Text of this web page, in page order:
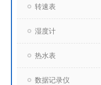
转速表
湿度计
热水表
数据记录仪